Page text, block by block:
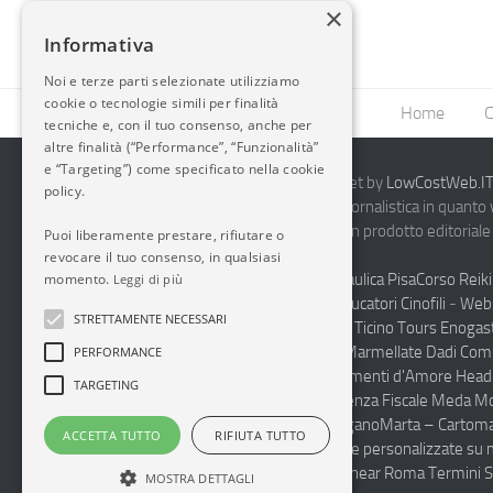
Home
2014-2026 AvioBlog - Creazione Siti Internet by
Questo blog non rappresenta una testata giornalistica in
periodicità. Non può pertanto considerarsi un prodotto
7.03.2001.Disclaimer Completo
Vendita Abbigliamento Sicurezza
Termoidraulica PisaCorso
Corsi Formazione Mediatori Felini Educatori Cinofili -
Andrologo ToscanaProgettare Casa Canton Ticino Tours
MonferratoProduzione Conto Terzi Sughi Marmellate Dadi
specialista Floaters
Legamenti d'Amore
Haccp Sicurezza sul Lavoro Toscana
Consulenza Fiscale Meda
personalizzate scuole medie e superiori LuganoMarta –
Pulizia Uffici Condomini Monza BrianzaDiete personalizzate su
Integratori Cura del CorpoLuxury Spa Suite near Roma Termini
×
Informativa
Noi e terze parti selezionate utilizziamo
cookie o tecnologie simili per finalità
tecniche e, con il tuo consenso, anche per
altre finalità (“Performance”, “Funzionalità”
e “Targeting”) come specificato nella cookie
policy.
Puoi liberamente prestare, rifiutare o
revocare il tuo consenso, in qualsiasi
momento. Leggi di più
STRETTAMENTE NECESSARI
PERFORMANCE
TARGETING
ACCETTA TUTTO RIFIUTA TUTTO
MOSTRA DETTAGLI